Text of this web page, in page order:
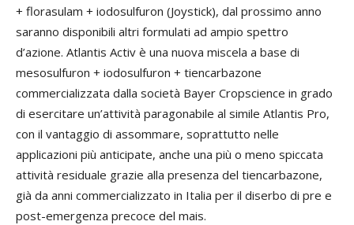
+ florasulam + iodosulfuron (Joystick), dal prossimo anno
saranno disponibili altri formulati ad ampio spettro
d’azione. Atlantis Activ è una nuova miscela a base di
mesosulfuron + iodosulfuron + tiencarbazone
commercializzata dalla società Bayer Cropscience in grado
di esercitare un’attività paragonabile al simile Atlantis Pro,
con il vantaggio di assommare, soprattutto nelle
applicazioni più anticipate, anche una più o meno spiccata
attività residuale grazie alla presenza del tiencarbazone,
già da anni commercializzato in Italia per il diserbo di pre e
post-emergenza precoce del mais.